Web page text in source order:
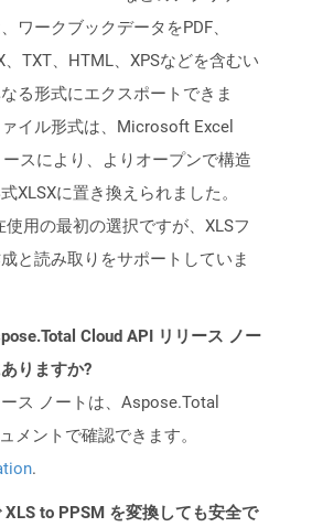
ワークブックデータをPDF、
、TXT、HTML、XPSなどを含むい
る形式にエクスポートできま
イル形式は、Microsoft Excel
スにより、よりオープンで構造
XLSXに置き換えられました。
使用の最初の選択ですが、XLSフ
と読み取りをサポートしていま
Cloud API リリース ノー
りますか?
ス ノートは、Aspose.Total
メントで確認できます。
.
XLS to PPSM を変換しても安全で